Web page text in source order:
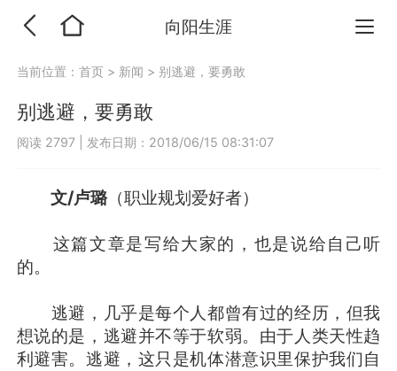
向阳生涯
当前位置：首页 > 新闻 > 别逃避，要勇敢
别逃避，要勇敢
阅读 2797 发布日期：2018/06/15 08:31:07
文/卢璐（职业规划爱好者）
这篇文章是写给大家的，也是说给自己听
的。
逃避，几乎是每个人都曾有过的经历，但我
想说的是，逃避并不等于软弱。由于人类天性趋
利避害。逃避，这只是机体潜意识里保护我们自